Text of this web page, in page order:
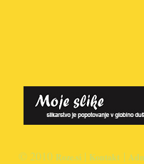
© 2010 Roze.si | Kontakt |